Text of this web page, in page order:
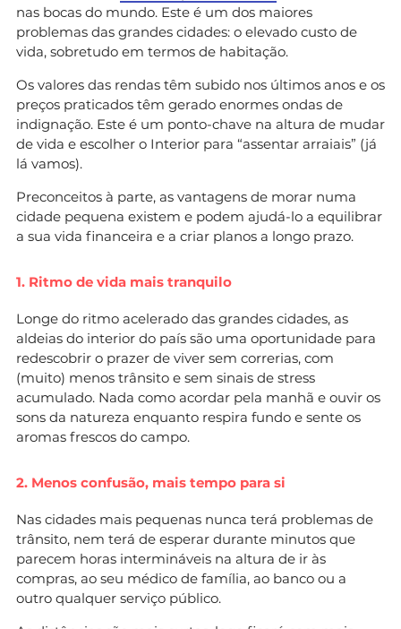
nas bocas do mundo. Este é um dos maiores
problemas das grandes cidades: o elevado custo de
vida, sobretudo em termos de habitação.
Os valores das rendas têm subido nos últimos anos e os
preços praticados têm gerado enormes ondas de
indignação. Este é um ponto-chave na altura de mudar
de vida e escolher o Interior para “assentar arraiais” (já
lá vamos).
Preconceitos à parte, as vantagens de morar numa
cidade pequena existem e podem ajudá-lo a equilibrar
a sua vida financeira e a criar planos a longo prazo.
1. Ritmo de vida mais tranquilo
Longe do ritmo acelerado das grandes cidades, as
aldeias do interior do país são uma oportunidade para
redescobrir o prazer de viver sem correrias, com
(muito) menos trânsito e sem sinais de stress
acumulado. Nada como acordar pela manhã e ouvir os
sons da natureza enquanto respira fundo e sente os
aromas frescos do campo.
2. Menos confusão, mais tempo para si
Nas cidades mais pequenas nunca terá problemas de
trânsito, nem terá de esperar durante minutos que
parecem horas intermináveis na altura de ir às
compras, ao seu médico de família, ao banco ou a
outro qualquer serviço público.